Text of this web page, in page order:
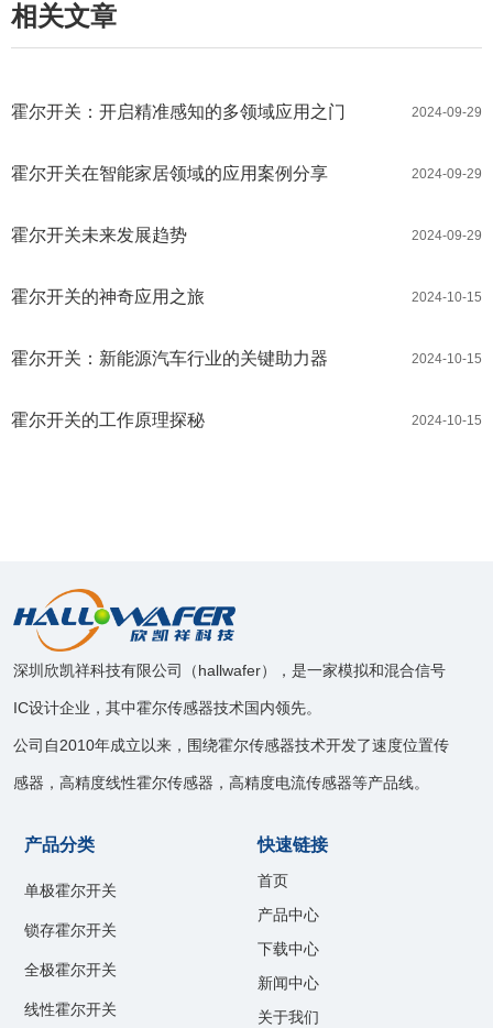
相关文章
2024-09-29
霍尔开关：开启精准感知的多领域应用之门
2024-09-29
霍尔开关在智能家居领域的应用案例分享
2024-09-29
霍尔开关未来发展趋势
2024-10-15
霍尔开关的神奇应用之旅
2024-10-15
霍尔开关：新能源汽车行业的关键助力器
2024-10-15
霍尔开关的工作原理探秘
深圳欣凯祥科技有限公司（hallwafer），是一家模拟和混合信号
IC设计企业，其中霍尔传感器技术国内领先。
公司自2010年成立以来，围绕霍尔传感器技术开发了速度位置传
感器，高精度线性霍尔传感器，高精度电流传感器等产品线。
产品分类
单极霍尔开关
锁存霍尔开关
全极霍尔开关
线性霍尔开关
快速链接
首页
产品中心
下载中心
新闻中心
关于我们